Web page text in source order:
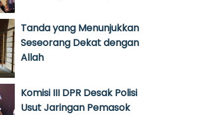
Tanda yang Menunjukkan
Seseorang Dekat dengan
Allah
Komisi III DPR Desak Polisi
Usut Jaringan Pemasok